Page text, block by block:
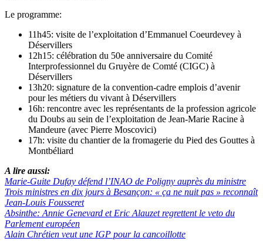
Le programme:
11h45: visite de l’exploitation d’Emmanuel Coeurdevey à
Déservillers
12h15: célébration du 50e anniversaire du Comité
Interprofessionnel du Gruyère de Comté (CIGC) à
Déservillers
13h20: signature de la convention-cadre emplois d’avenir
pour les métiers du vivant à Déservillers
16h: rencontre avec les représentants de la profession agricole
du Doubs au sein de l’exploitation de Jean-Marie Racine à
Mandeure (avec Pierre Moscovici)
17h: visite du chantier de la fromagerie du Pied des Gouttes à
Montbéliard
A lire aussi:
Marie-Guite Dufay défend l’INAO de Poligny auprès du ministre
Trois ministres en dix jours à Besançon: « ça ne nuit pas » reconnaît
Jean-Louis Fousseret
Absinthe: Annie Genevard et Eric Alauzet regrettent le veto du
Parlement européen
Alain Chrétien veut une IGP pour la cancoillotte